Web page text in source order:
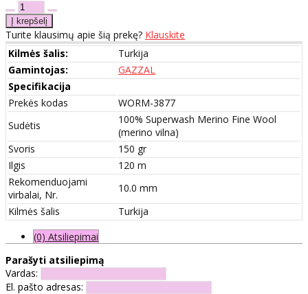
Turite klausimų apie šią prekę? Klauskite
Kilmės šalis:
Turkija
Gamintojas:
GAZZAL
Specifikacija
Prekės kodas
WORM-3877
Sudėtis
100% Superwash Merino Fine Wool
(merino vilna)
Svoris
150 gr
Ilgis
120 m
Rekomenduojami
virbalai, Nr.
10.0 mm
Kilmės šalis
Turkija
(0) Atsiliepimai
Parašyti atsiliepimą
Vardas:
El. pašto adresas: